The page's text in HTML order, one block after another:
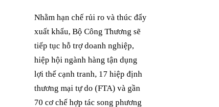
Nhằm hạn chế rủi ro và thúc đẩy
xuất khẩu, Bộ Công Thương sẽ
tiếp tục hỗ trợ doanh nghiệp,
hiệp hội ngành hàng tận dụng
lợi thế cạnh tranh, 17 hiệp định
thương mại tự do (FTA) và gần
70 cơ chế hợp tác song phương